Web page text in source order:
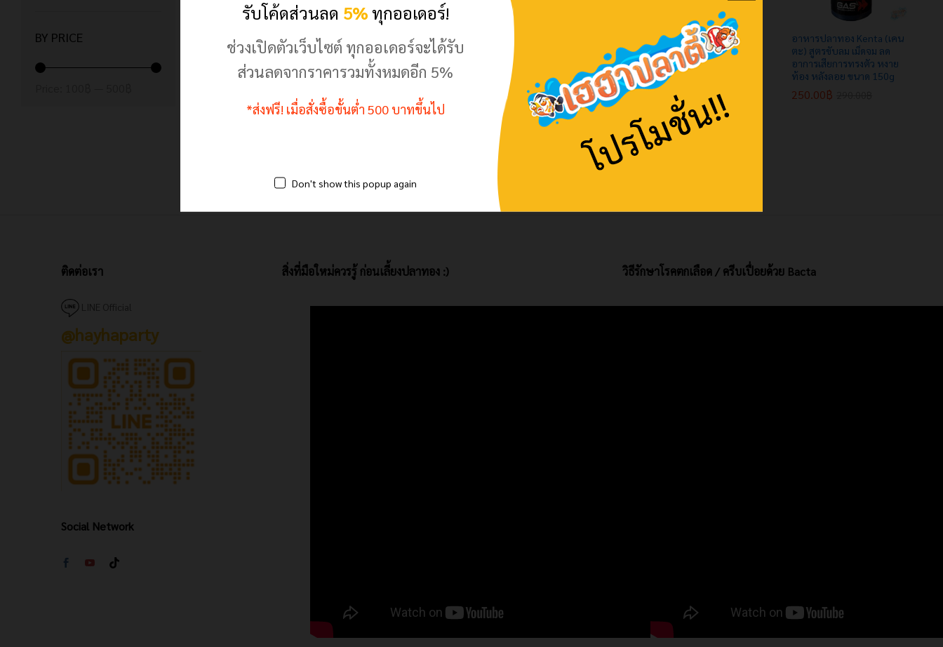
อาหารปลาทอง Ryker (ไร
เกอร์) โปรตีน 42% สูตรเร่งสี
โทนแดง-ส้ม/สูตรสมดุล เร่งโต
ขับลม ท้องไม่อืด น้ำไม่ขุ่น
฿– 250.00฿
Deep Insect Inside อาหาร
ปลาทองทุกสายพันธุ์ สูตรเร่ง
โต&เร่งสี ขนาด 100g
145.00฿– 155.00฿
อาหารปลาทอง BF เร่งวุ้น เร่ง
โต น้ำไม่ขุ่น ลดปัญหาน้ำเสีย
1kg โปรตีนคุณภาพสูงย่อย
ง่าย ลดอาการท้องอืด โปรตีน
44% ขายดีมาก!
500.00฿ 600.00฿
500.00฿ 600.00฿
อาหารปลาทอง Kenta (เคน
ตะ) สูตรเร่งโต เม็ดจม ฉลาก
เขียว ท้องไม่อืด น้ำไม่ขุ่น
ขนาด 180g
170.00 190.00
170.00 190.00
อาหารปลาทอง Kenta (เคน
ตะ) สูตรขับลม เม็ดจม ลด
อาการเสียการทรงตัว หงาย
ท้อง หลังลอย ขนาด 150g
250.00฿
250.00฿
Ryker (1)
BY PRICE
ติดต่อเรา
@hayhaparty
Social Network
สิ่งที่มือใหม่ควรรู้ ก่อนเลี้ยงปลาทอง :) วิธีรักษาโรคตกเลือด / ครีบเปื่อยด้วย Bacta
รับโค้ดส่วนลด 5%ทุกออเดอร์!
ช่วงเปิดตัวเว็บไซต์ ทุกออเดอร์จะได้รับ
ส่วนลดจากราคารวมทั้งหมดอีก 5%
*ส่งฟรี! เมื่อสั่งซื้อขั้นต่ำ 500 บาทขึ้นไป
Don't show this popup again